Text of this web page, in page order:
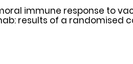
immune response to
results of a randomised